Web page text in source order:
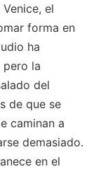
el
forma en
ha
la
del
de que se
caminan a
demasiado.
en el